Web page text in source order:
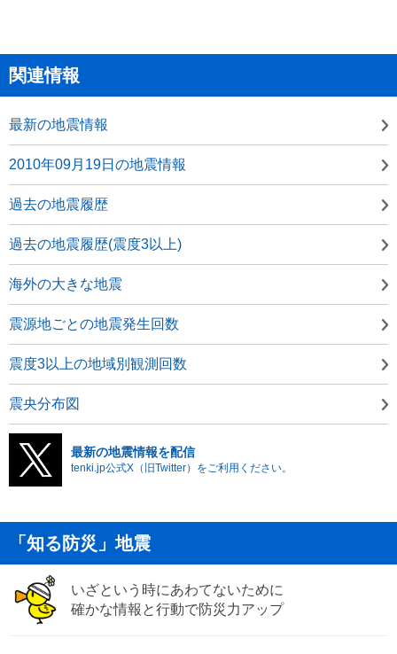
関連情報
最新の地震情報
2010年09月19日の地震情報
過去の地震履歴
過去の地震履歴(震度3以上)
海外の大きな地震
震源地ごとの地震発生回数
震度3以上の地域別観測回数
震央分布図
最新の地震情報を配信
tenki.jp公式X（旧Twitter）をご利用ください。
「知る防災」地震
いざという時にあわてないために
確かな情報と行動で防災力アップ